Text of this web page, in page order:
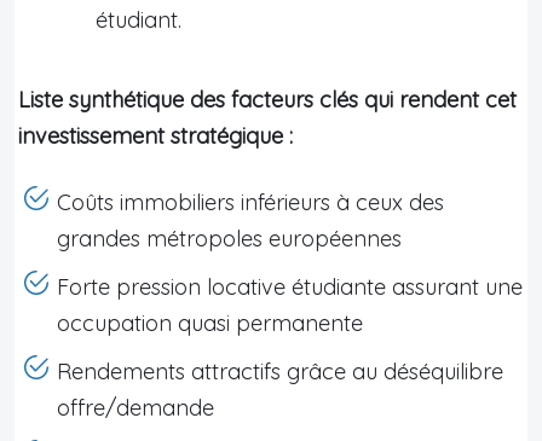
étudiant.
Liste synthétique des facteurs clés qui rendent cet
investissement stratégique :
Coûts immobiliers inférieurs à ceux des
grandes métropoles européennes
Forte pression locative étudiante assurant une
occupation quasi permanente
Rendements attractifs grâce au déséquilibre
offre/demande